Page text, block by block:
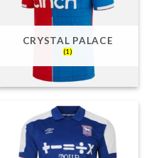
CRYSTAL PALACE
(1)